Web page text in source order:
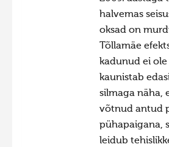
Фотоконкурс 2009
Фотоконкурс 2008
halvemas
oksad on
Tõllamäe
kadunud ei
kaunistab
silmaga näha,
võtnud antud
pühapaigana,
leidub